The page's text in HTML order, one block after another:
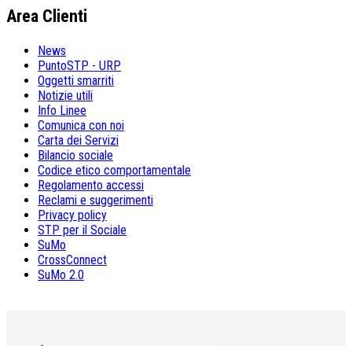
Area Clienti
News
PuntoSTP - URP
Oggetti smarriti
Notizie utili
Info Linee
Comunica con noi
Carta dei Servizi
Bilancio sociale
Codice etico comportamentale
Regolamento accessi
Reclami e suggerimenti
Privacy policy
STP per il Sociale
SuMo
CrossConnect
SuMo 2.0